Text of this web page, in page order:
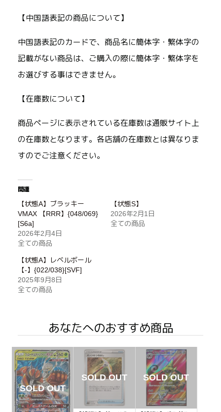
【中国語表記の商品について】
中国語表記のカードで、商品名に簡体字・繁体字の
記載がない商品は、ご購入の際に簡体字・繁体字を
お選びする事はできません。
【在庫数について】
商品ページに表示されている在庫数は通販サイト上
の在庫数となります。各店舗の在庫数とは異なりま
すのでご注意ください。
関連
【状態A】ブラッキー
VMAX 【RRR】{048/069}
[S6a]
2026年2月4日
全ての商品
【状態S】
2026年2月1日
全ての商品
【状態A】レベルボール
【-】{022/038}[SVF]
2025年9月8日
全ての商品
あなたへのおすすめ商品